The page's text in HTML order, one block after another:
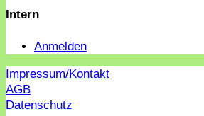
Intern
Anmelden
Impressum/Kontakt
AGB
Datenschutz